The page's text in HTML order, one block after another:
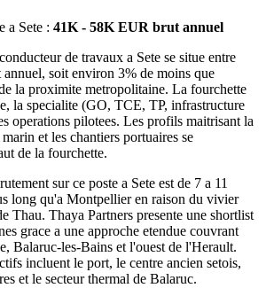
a Sete : 41K - 58K EUR brut annuel
de travaux a Sete se situe entre
soit environ 3% de moins que
la proximite metropolitaine. La fourchette
la specialite (GO, TCE, TP, infrastructure
operations pilotees. Les profils maitrisant la
et les chantiers portuaires se
de la fourchette.
sur ce poste a Sete est de 7 a 11
long qu'a Montpellier en raison du vivier
Thau. Thaya Partners presente une shortlist
grace a une approche etendue couvrant
Balaruc-les-Bains et l'ouest de l'Herault.
incluent le port, le centre ancien setois,
et le secteur thermal de Balaruc.